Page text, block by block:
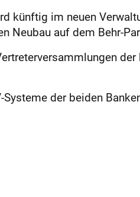
künftig im neuen
Neubau auf dem Behr-
der
der beiden